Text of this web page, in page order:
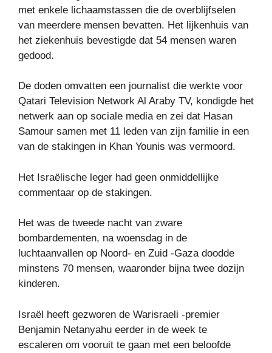
met enkele lichaamstassen die de overblijfselen
van meerdere mensen bevatten. Het lijkenhuis van
het ziekenhuis bevestigde dat 54 mensen waren
gedood.
De doden omvatten een journalist die werkte voor
Qatari Television Network Al Araby TV, kondigde het
netwerk aan op sociale media en zei dat Hasan
Samour samen met 11 leden van zijn familie in een
van de stakingen in Khan Younis was vermoord.
Het Israëlische leger had geen onmiddellijke
commentaar op de stakingen.
Het was de tweede nacht van zware
bombardementen, na woensdag in de
luchtaanvallen op Noord- en Zuid -Gaza doodde
minstens 70 mensen, waaronder bijna twee dozijn
kinderen.
Israël heeft gezworen de Warisraeli -premier
Benjamin Netanyahu eerder in de week te
escaleren om vooruit te gaan met een beloofde